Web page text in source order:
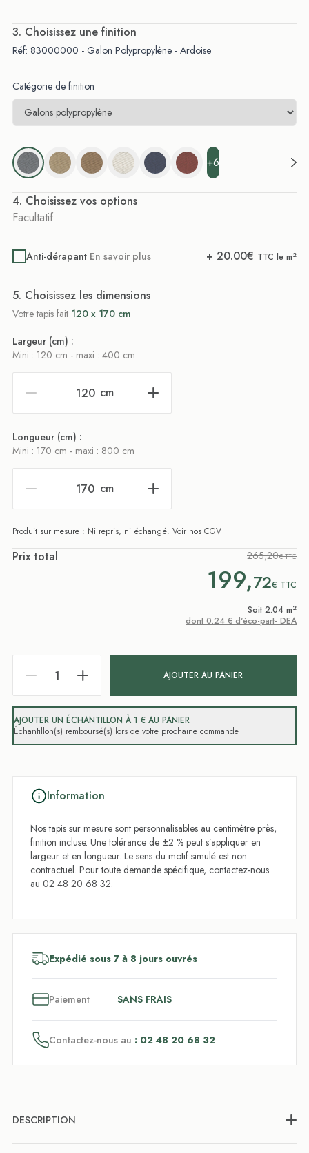
. Choisissez une finition
Réf: 83000000 - Galon Polypropylène - Ardoise
Catégorie de finition
+6
. Choisissez vos options
Facultatif
Anti-dérapant En savoir plus + 20.00€ TTC le m2
. Choisissez les dimensions
Votre tapis fait 120 x 170 cm
Largeur (cm) :
Mini : 120 cm - maxi : 400 cm
cm
Longueur (cm) :
Mini : 170 cm - maxi : 800 cm
cm
Produit sur mesure : Ni repris, ni échangé. Voir nos CGV
Prix total 265,20€ TTC
199,72€ TTC
Soit 2.04 m2
dont 0.24 € d'éco-part- DEA
AJOUTER AU PANIER
AJOUTER UN ÉCHANTILLON À 1 € AU PANIER
Échantillon(s) remboursé(s) lors de votre prochaine commande
Information
Nos tapis sur mesure sont personnalisables au centimètre près,
finition incluse. Une tolérance de ±2 % peut s’appliquer en
largeur et en longueur. Le sens du motif simulé est non
contractuel. Pour toute demande spécifique, contactez-nous
au 02 48 20 68 32.
Expédié sous 7 à 8 jours ouvrés
Paiement SANS FRAIS
Contactez-nous au : 02 48 20 68 32
DESCRIPTION